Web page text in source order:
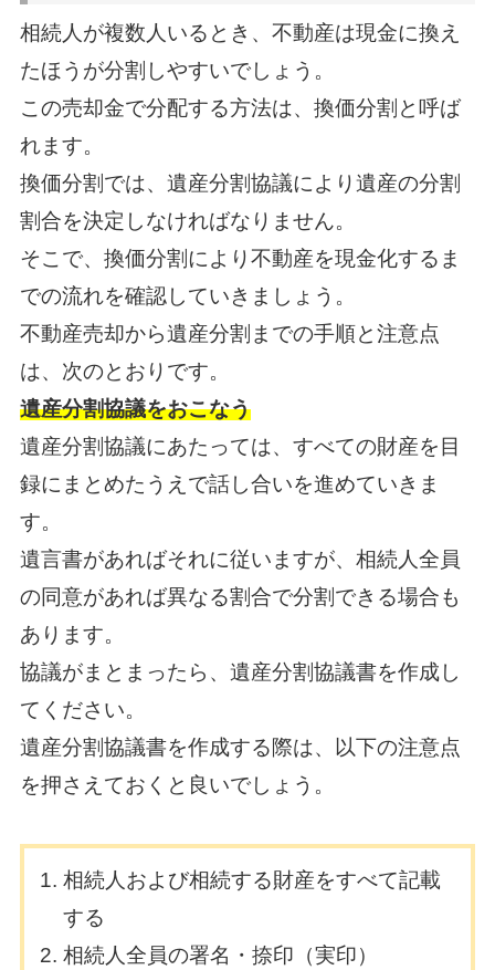
相続人が複数人いるとき、不動産は現金に換え
たほうが分割しやすいでしょう。
この売却金で分配する方法は、換価分割と呼ば
れます。
換価分割では、遺産分割協議により遺産の分割
割合を決定しなければなりません。
そこで、換価分割により不動産を現金化するま
での流れを確認していきましょう。
不動産売却から遺産分割までの手順と注意点
は、次のとおりです。
遺産分割協議をおこなう
遺産分割協議にあたっては、すべての財産を目
録にまとめたうえで話し合いを進めていきま
す。
遺言書があればそれに従いますが、相続人全員
の同意があれば異なる割合で分割できる場合も
あります。
協議がまとまったら、遺産分割協議書を作成し
てください。
遺産分割協議書を作成する際は、以下の注意点
を押さえておくと良いでしょう。
相続人および相続する財産をすべて記載
する
相続人全員の署名・捺印（実印）